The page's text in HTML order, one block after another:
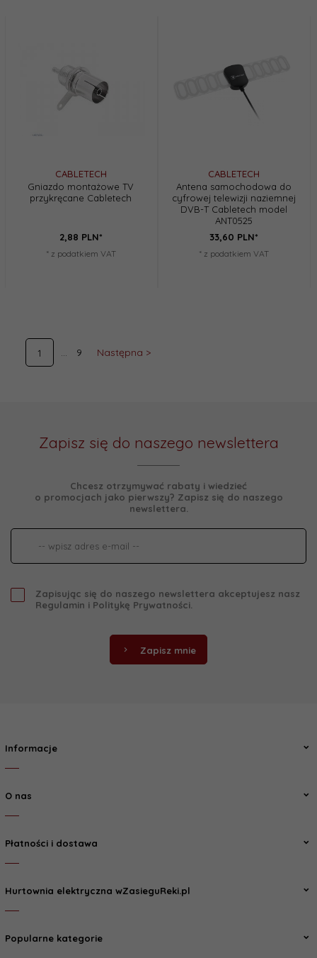
CABLETECH
Gniazdo montażowe TV
przykręcane Cabletech
2,88 PLN*
* z podatkiem VAT
CABLETECH
Antena samochodowa do
cyfrowej telewizji naziemnej
DVB-T Cabletech model
ANT0525
33,60 PLN*
* z podatkiem VAT
1 9 Następna >
Zapisz się do naszego newslettera
Chcesz otrzymywać rabaty i wiedzieć
o promocjach jako pierwszy? Zapisz się do naszego
newslettera.
Zapisując się do naszego newslettera akceptujesz nasz
Regulamin i Politykę Prywatności
Zapisz mnie
Informacje
O nas
Płatności i dostawa
Hurtownia elektryczna wZasieguReki.pl
Popularne kategorie